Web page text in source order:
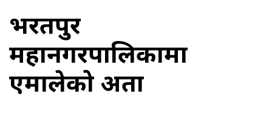
भरतपुर
महानगरपालिकामा
एमालेको अग्रता